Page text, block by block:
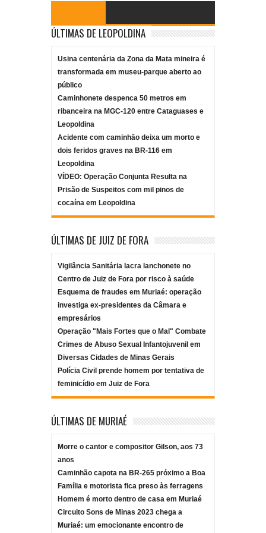
ÚLTIMAS DE LEOPOLDINA
Usina centenária da Zona da Mata mineira é
transformada em museu-parque aberto ao
público
Caminhonete despenca 50 metros em
ribanceira na MGC-120 entre Cataguases e
Leopoldina
Acidente com caminhão deixa um morto e
dois feridos graves na BR-116 em
Leopoldina
VÍDEO: Operação Conjunta Resulta na
Prisão de Suspeitos com mil pinos de
cocaína em Leopoldina
ÚLTIMAS DE JUIZ DE FORA
Vigilância Sanitária lacra lanchonete no
Centro de Juiz de Fora por risco à saúde
Esquema de fraudes em Muriaé: operação
investiga ex-presidentes da Câmara e
empresários
Operação "Mais Fortes que o Mal" Combate
Crimes de Abuso Sexual Infantojuvenil em
Diversas Cidades de Minas Gerais
Polícia Civil prende homem por tentativa de
feminicídio em Juiz de Fora
ÚLTIMAS DE MURIAÉ
Morre o cantor e compositor Gilson, aos 73
anos
Caminhão capota na BR-265 próximo a Boa
Família e motorista fica preso às ferragens
Homem é morto dentro de casa em Muriaé
Circuito Sons de Minas 2023 chega a
Muriaé: um emocionante encontro de